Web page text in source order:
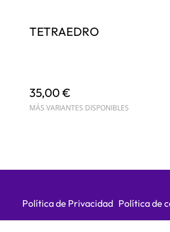
TETRAEDRO
35,00 €
MÁS VARIANTES DISPONIBLES
Política de Privacidad Política de